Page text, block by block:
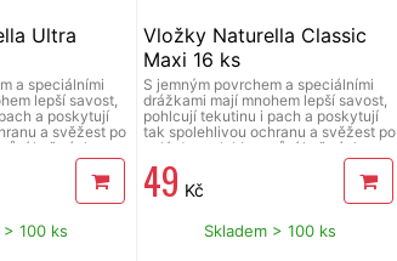
Ultra
a speciálními
lepší savost,
a poskytují
a svěžest po
heřmánku.
> 100 ks
Vložky Naturella Classic
Maxi 16 ks
S jemným povrchem a speciálními
drážkami mají mnohem lepší savost,
pohlcují tekutinu i pach a poskytují
tak spolehlivou ochranu a svěžest po
celý den, s lehkou vůní heřmánku.
49 Kč
Skladem > 100 ks